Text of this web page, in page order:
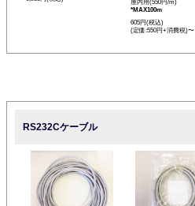
屋内用(550円/m)
*MAX100m
605円(税込)
(定価:550円+消費税)〜
RS232Cケーブル